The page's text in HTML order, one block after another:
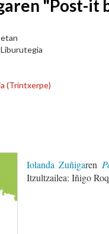
"Post-it
(Trintxerpe)
Iolanda Zuñigaren
Itzultzailea: Iñigo